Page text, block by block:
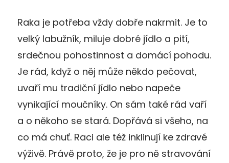
Raka je potřeba vždy dobře nakrmit. Je to
velký labužník, miluje dobré jídlo a pití,
srdečnou pohostinnost a domácí pohodu.
Je rád, když o něj může někdo pečovat,
uvaří mu tradiční jídlo nebo napeče
vynikající moučníky. On sám také rád vaří
a o někoho se stará. Dopřává si všeho, na
co má chuť. Raci ale též inklinují ke zdravé
výživě. Právě proto, že je pro ně stravování